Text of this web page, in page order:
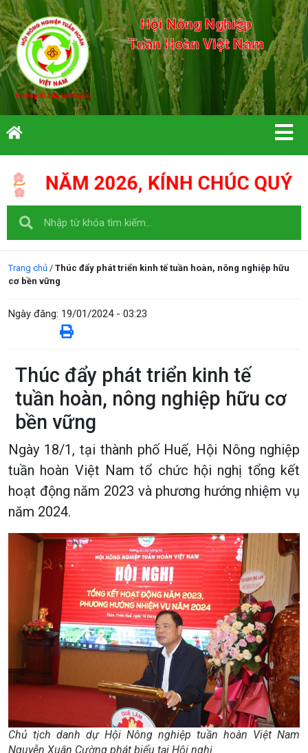
Hội Nông Nghiệp
Tuần Hoàn Việt Nam
CHÚC QUÝ VỊ CÙNG GIA
Trang chủ / Thúc đẩy phát triển kinh tế tuần hoàn, nông nghiệp hữu
cơ bền vững
Ngày đăng: 19/01/2024 - 03:23
Thúc đẩy phát triển kinh tế
tuần hoàn, nông nghiệp hữu cơ
bền vững
Ngày 18/1, tại thành phố Huế, Hội Nông nghiệp
tuần hoàn Việt Nam tổ chức hội nghị tổng kết
hoạt động năm 2023 và phương hướng nhiệm vụ
năm 2024.
Chủ tịch danh dự Hội Nông nghiệp tuần hoàn Việt Nam
Nguyễn Xuân Cường phát biểu tại Hội nghị.